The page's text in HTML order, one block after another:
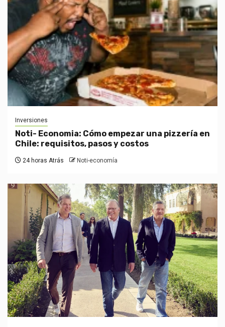
Inversiones
Noti- Economia: Cómo empezar una pizzería en
Chile: requisitos, pasos y costos
24 horas Atrás Noti-economía